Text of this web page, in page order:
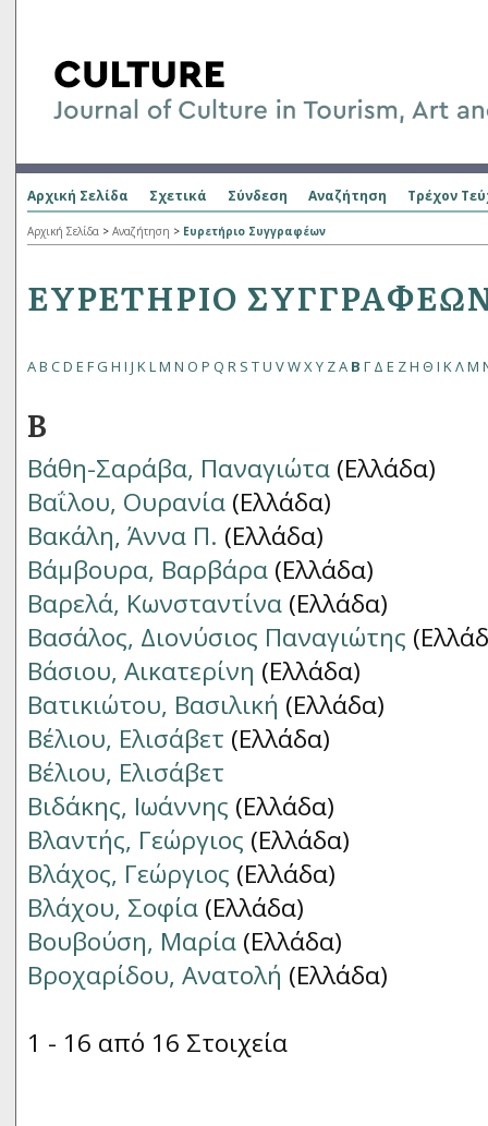
Αρχική Σελίδα Σχετικά Σύνδεση Αναζήτηση Τρέχον
Αρχική Σελίδα > Αναζήτηση > Ευρετήριο Συγγραφέων
ΕΥΡΕΤΉΡΙΟ
AB CD E FG H I J KLM N O P Q R S TU VWXY ZΑ Β Γ Δ Ε ΖΗ Θ Ι ΚΛΜ
Β
Βάθη-Σαράβα, Παναγιώτα (Ελλάδα)
Βαΐλου, Ουρανία (Ελλάδα)
Βακάλη, Άννα Π. (Ελλάδα)
Βάμβουρα, Βαρβάρα (Ελλάδα)
Βαρελά, Κωνσταντίνα (Ελλάδα)
Βασάλος, Διονύσιος Παναγιώτης
Βάσιου, Αικατερίνη (Ελλάδα)
Βατικιώτου, Βασιλική (Ελλάδα)
Βέλιου, Ελισάβετ (Ελλάδα)
Βέλιου, Ελισάβετ
Βιδάκης, Ιωάννης (Ελλάδα)
Βλαντής, Γεώργιος (Ελλάδα)
Βλάχος, Γεώργιος (Ελλάδα)
Βλάχου, Σοφία (Ελλάδα)
Βουβούση, Μαρία (Ελλάδα)
Βροχαρίδου, Ανατολή (Ελλάδα)
1 - 16 από 16 Στοιχεία